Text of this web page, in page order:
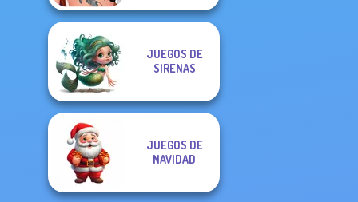
JUEGOS DE
SIRENAS
JUEGOS DE
NAVIDAD